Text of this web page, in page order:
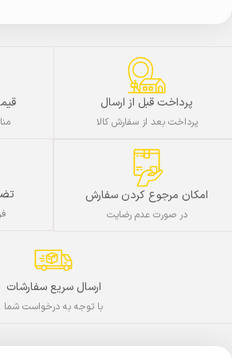
پرداخت قبل از ارسال
پرداخت بعد از سفارش کالا
امکان مرجوع کردن سفارش
در صورت عدم رضایت
ارسال سریع سفارشات
با توجه به درخواست شما